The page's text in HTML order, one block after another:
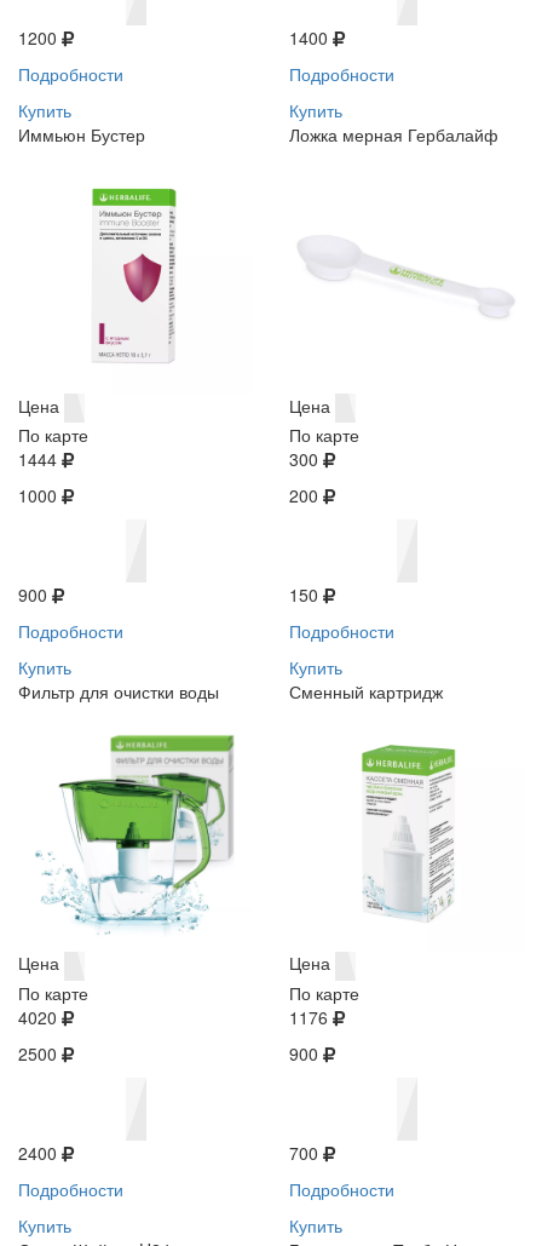
1200
Подробности
Купить
1400
Подробности
Купить
Иммьюн Бустер
Цена
По карте
1444
1000
900
Подробности
Купить
Ложка мерная Гербалайф
Цена
По карте
300
200
150
Подробности
Купить
Фильтр для очистки воды
Цена
По карте
4020
2500
2400
Подробности
Купить
Сменный картридж
Цена
По карте
1176
900
700
Подробности
Купить